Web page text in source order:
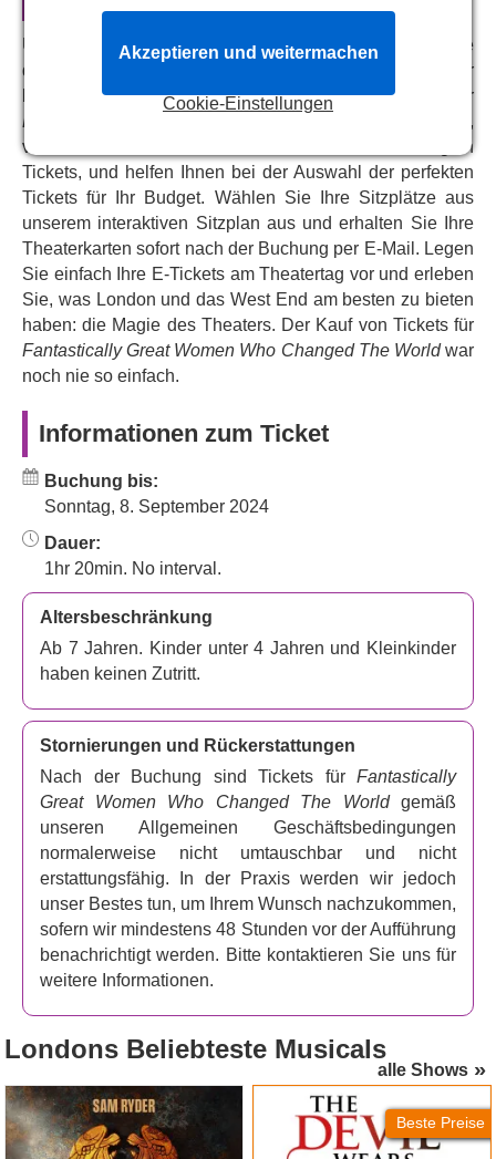
Sky's Edge
adaptieren das Bestseller-Buch der Suffragetten-
Verwandten Kate Pankhurst. Mit Musik von Miranda
Cooper und Jennifer Decilveo und Regie von Amy
Hodge.
Unser zentrales Reservierungssystem verbindet Sie
direkt mit dem Kassensystem des The Other Palace. Wir
bieten Live- und vollständige Verfügbarkeit von Tickets für
Fantastically Great Women Who Changed The World
,
von VIP- und Premium-Tickets bis hin zu ermäßigten
Tickets, und helfen Ihnen bei der Auswahl der perfekten
Tickets für Ihr Budget. Wählen Sie Ihre Sitzplätze aus
unserem interaktiven Sitzplan aus und erhalten Sie Ihre
Theaterkarten sofort nach der Buchung per E-Mail. Legen
Sie einfach Ihre E-Tickets am Theatertag vor und erleben
Sie, was London und das West End am besten zu bieten
haben: die Magie des Theaters. Der Kauf von Tickets für
Fantastically Great Women Who Changed The Worldwar
noch nie so einfach.
Informationen zum Ticket
Buchung bis:
Sonntag, 8. September 2024
Dauer:
1hr 20min. No interval.
Altersbeschränkung
Ab 7 Jahren. Kinder unter 4 Jahren und Kleinkinder
haben keinen Zutritt.
Stornierungen und Rückerstattungen
Nach der Buchung sind Tickets für Fantastically
Great Women Who Changed The Worldgemäß
unseren Allgemeinen Geschäftsbedingungen
normalerweise nicht umtauschbar und nicht
erstattungsfähig. In der Praxis werden wir jedoch
unser Bestes tun, um Ihrem Wunsch nachzukommen,
sofern wir mindestens 48 Stunden vor der Aufführung
benachrichtigt werden. Bitte kontaktieren Sie uns für
weitere Informationen.
alle Shows
Londons Beliebteste Musicals
Jesus Christ Superstar
(London Palladium)
Beste Preise
The Devil Wears Prada
Cookie-Einstellungen
Akzeptieren und weitermachen